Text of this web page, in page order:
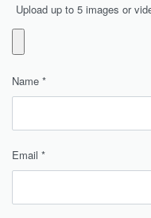
Upload up to 5 images or
Name *
Email *